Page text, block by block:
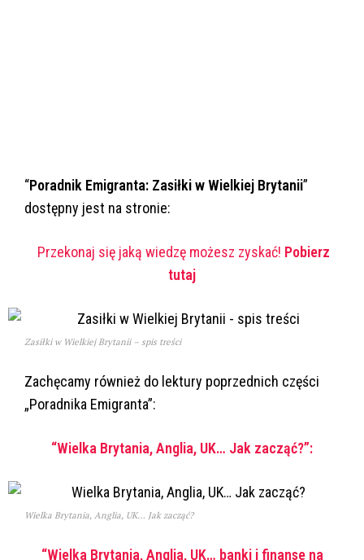
“Poradnik Emigranta: Zasiłki w Wielkiej Brytanii”
dostępny jest na stronie:
Przekonaj się jaką wiedzę możesz zyskać! Pobierz
tutaj
Zasiłki w Wielkiej Brytanii – spis treści
Zachęcamy również do lektury poprzednich części
„Poradnika Emigranta”:
“Wielka Brytania, Anglia, UK… Jak zacząć?”:
Wielka Brytania, Anglia, UK… Jak zacząć?
“Wielka Brytania, Anglia, UK… banki i finanse na